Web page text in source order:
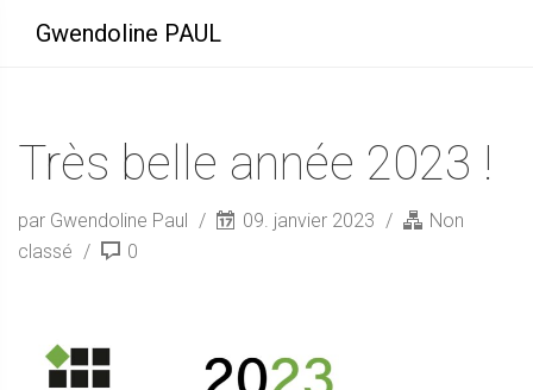
Gwendoline PAUL
Très belle année 2023 !
par Gwendoline Paul 09. janvier 2023
Non
classé
0